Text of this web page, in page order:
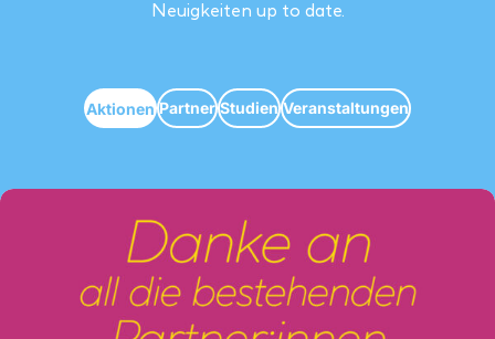
Neuigkeiten up to date.
Aktionen Partner Studien Veranstaltungen